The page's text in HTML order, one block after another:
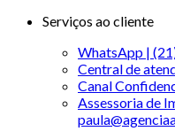
Serviços ao cliente
WhatsApp |
Central de
Canal
Assessoria de